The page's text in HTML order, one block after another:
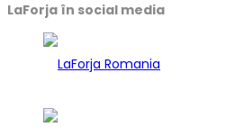
LaForja în social media